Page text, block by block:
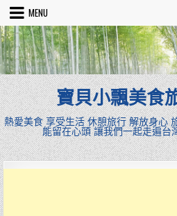
Skip
content
MENU
寶貝小飄美食
熱愛美食 享受生活 休憩旅行 解放身心
能留在心頭 讓我們一起走遍台